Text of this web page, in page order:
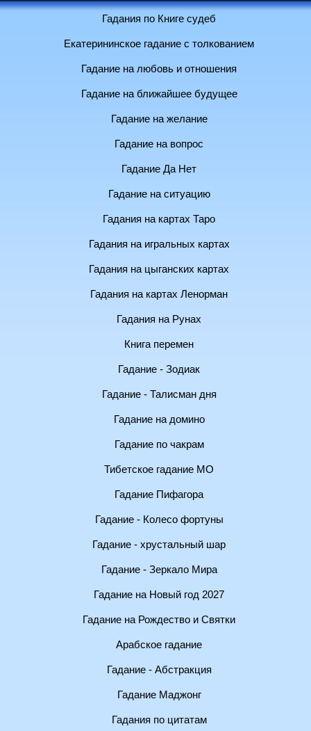
Гадания по Книге судеб
Екатерининское гадание с толкованием
Гадание на любовь и отношения
Гадание на ближайшее будущее
Гадание на желание
Гадание на вопрос
Гадание Да Нет
Гадание на ситуацию
Гадания на картах Таро
Гадания на игральных картах
Гадания на цыганских картах
Гадания на картах Ленорман
Гадания на Рунах
Книга перемен
Гадание - Зодиак
Гадание - Талисман дня
Гадание на домино
Гадание по чакрам
Тибетское гадание МО
Гадание Пифагора
Гадание - Колесо фортуны
Гадание - хрустальный шар
Гадание - Зеркало Мира
Гадание на Новый год 2027
Гадание на Рождество и Святки
Арабское гадание
Гадание - Абстракция
Гадание Маджонг
Гадания по цитатам